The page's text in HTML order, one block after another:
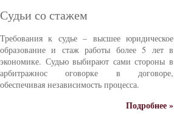
Судьи со стажем
Требования к судье – высшее юридическое
образование и стаж работы более 5 лет в
экономике. Судью выбирают сами стороны в
арбитражнос оговорке в договоре,
обеспечивая независимость процесса.
Подробнее »